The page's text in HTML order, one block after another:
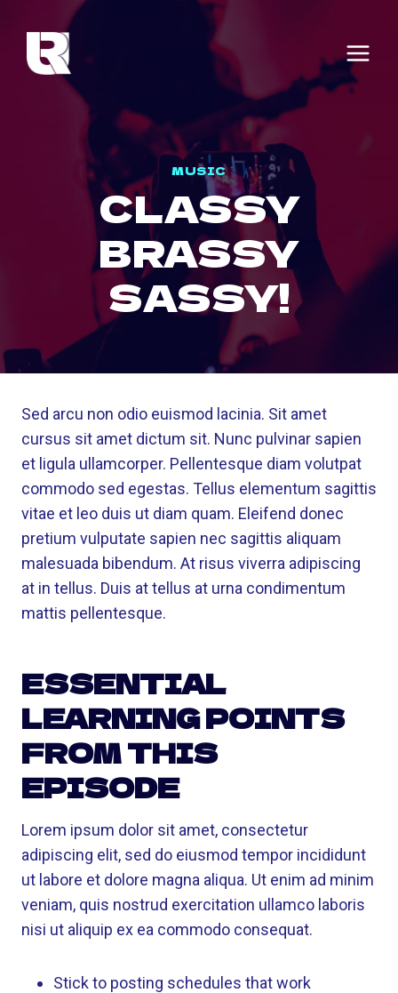
content
MUSIC
CLASSY
BRASSY
SASSY!
Sed arcu non odio euismod lacinia. Sit amet
cursus sit amet dictum sit. Nunc pulvinar sapien
et ligula ullamcorper. Pellentesque diam volutpat
commodo sed egestas. Tellus elementum sagittis
vitae et leo duis ut diam quam. Eleifend donec
pretium vulputate sapien nec sagittis aliquam
malesuada bibendum. At risus viverra adipiscing
at in tellus. Duis at tellus at urna condimentum
mattis pellentesque.
ESSENTIAL
LEARNING POINTS
FROM THIS
EPISODE
Lorem ipsum dolor sit amet, consectetur
adipiscing elit, sed do eiusmod tempor incididunt
ut labore et dolore magna aliqua. Ut enim ad minim
veniam, quis nostrud exercitation ullamco laboris
nisi ut aliquip ex ea commodo consequat.
Stick to posting schedules that work